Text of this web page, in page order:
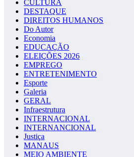
CULTURA
DESTAQUE
DIREITOS HUMANOS
Do Autor
Economia
EDUCAÇÃO
ELEIÇÕES 2026
EMPREGO
ENTRETENIMENTO
Esporte
Galeria
GERAL
Infraestrutura
INTERNACIONAL
INTERNANCIONAL
Justiça
MANAUS
MEIO AMBIENTE